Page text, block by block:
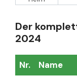
Der
2024
Nr. Name